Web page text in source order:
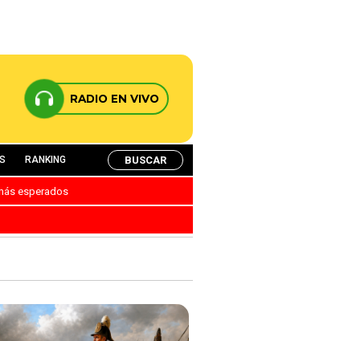
RADIO EN VIVO
RANKING BUSCAR
esperados